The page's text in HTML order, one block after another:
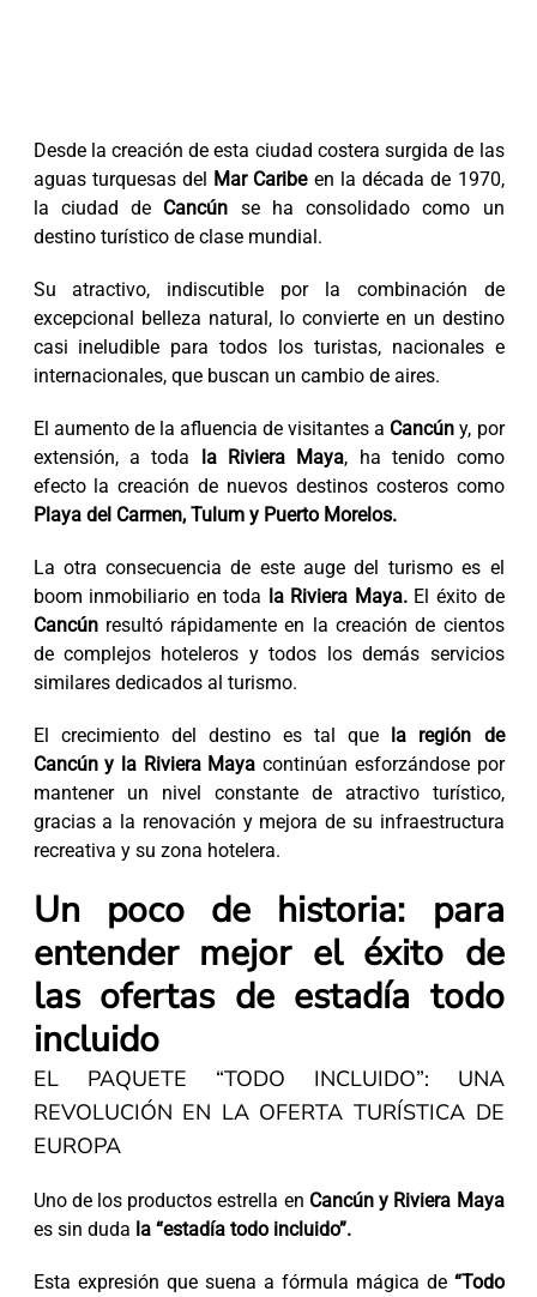
Desde la creación de esta ciudad costera surgida de las
aguas turquesas del Mar Caribeen la década de 1970,
la ciudad de Cancún se ha consolidado como un
destino turístico de clase mundial.
Su atractivo, indiscutible por la combinación de
excepcional belleza natural, lo convierte en un destino
casi ineludible para todos los turistas, nacionales e
internacionales, que buscan un cambio de aires.
El aumento de la afluencia de visitantes a Cancún y, por
extensión, a toda la Riviera Maya, ha tenido como
efecto la creación de nuevos destinos costeros como
Playa del Carmen, Tulum y Puerto Morelos.
La otra consecuencia de este auge del turismo es el
boom inmobiliario en toda la Riviera Maya.El éxito de
Cancúnresultó rápidamente en la creación de cientos
de complejos hoteleros y todos los demás servicios
similares dedicados al turismo.
El crecimiento del destino es tal que la región de
Cancún y la Riviera Maya continúan esforzándose por
mantener un nivel constante de atractivo turístico,
gracias a la renovación y mejora de su infraestructura
recreativa y su zona hotelera.
Un poco de historia: para
entender mejor el éxito de
las ofertas de estadía todo
incluido
EL PAQUETE “TODO INCLUIDO”: UNA
REVOLUCIÓN EN LA OFERTA TURÍSTICA DE
EUROPA
Uno de los productos estrella en Cancún y Riviera Maya
es sin duda la “estadía todo incluido”.
Esta expresión que suena a fórmula mágica de “Todo